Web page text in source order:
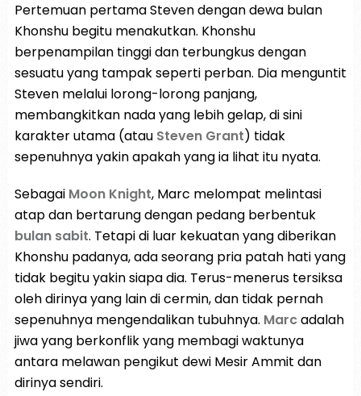
Pertemuan pertama Steven dengan dewa bulan
Khonshu begitu menakutkan. Khonshu
berpenampilan tinggi dan terbungkus dengan
sesuatu yang tampak seperti perban. Dia menguntit
Steven melalui lorong-lorong panjang,
membangkitkan nada yang lebih gelap, di sini
karakter utama (atau Steven Grant) tidak
sepenuhnya yakin apakah yang ia lihat itu nyata.
Sebagai Moon Knight, Marc melompat melintasi
atap dan bertarung dengan pedang berbentuk
bulan sabit. Tetapi di luar kekuatan yang diberikan
Khonshu padanya, ada seorang pria patah hati yang
tidak begitu yakin siapa dia. Terus-menerus tersiksa
oleh dirinya yang lain di cermin, dan tidak pernah
sepenuhnya mengendalikan tubuhnya. Marcadalah
jiwa yang berkonflik yang membagi waktunya
antara melawan pengikut dewi Mesir Ammit dan
dirinya sendiri.